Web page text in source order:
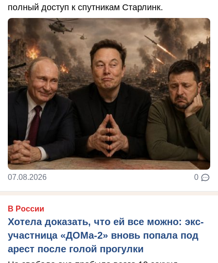
полный доступ к спутникам Старлинк.
07.08.2026 0
В России
Хотела доказать, что ей все можно: экс-
участница «ДОМа-2» вновь попала под
арест после голой прогулки